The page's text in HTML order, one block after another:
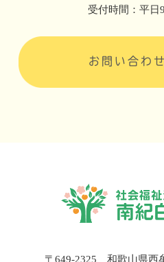
受付時間：平日
お問い合わ
〒649-2325 和歌山県西